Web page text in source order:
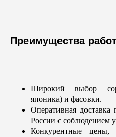
Преимущества
Широкий выбор
японика) и фасовки.
Оперативная
России с соблюдением
Конкурентные цены,
+7 924 216 63-00
Работа у нас
Купить в розницу
г. Хабаровск, ул.
Воронежская 129/9